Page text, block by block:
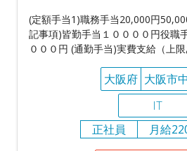
(定額手当1)職務手当20,000円
記事項)皆勤手当１００００円役職
０００円 (通勤手当)実費支給（上
大阪府 大阪市
IT
正社員
月給